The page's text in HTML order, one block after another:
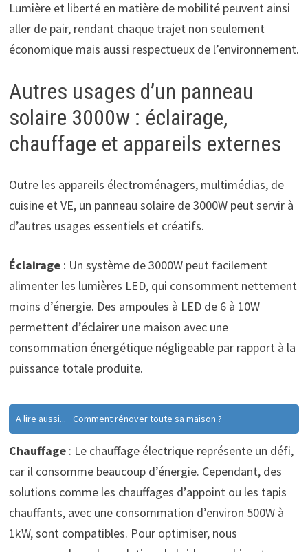
Lumière et liberté en matière de mobilité peuvent ainsi
aller de pair, rendant chaque trajet non seulement
économique mais aussi respectueux de l’environnement.
Autres usages d’un panneau
solaire 3000w : éclairage,
chauffage et appareils externes
Outre les appareils électroménagers, multimédias, de
cuisine et VE, un panneau solaire de 3000W peut servir à
d’autres usages essentiels et créatifs.
Éclairage: Un système de 3000W peut facilement
alimenter les lumières LED, qui consomment nettement
moins d’énergie. Des ampoules à LED de 6 à 10W
permettent d’éclairer une maison avec une
consommation énergétique négligeable par rapport à la
puissance totale produite.
A lire aussi... Comment rénover toute sa maison ?
Chauffage: Le chauffage électrique représente un défi,
car il consomme beaucoup d’énergie. Cependant, des
solutions comme les chauffages d’appoint ou les tapis
chauffants, avec une consommation d’environ 500W à
1kW, sont compatibles. Pour optimiser, nous